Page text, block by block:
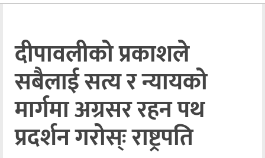
अन्तराष्ट्रिय
अन्तर्वार्ता
अर्थ
खेलकुद
मनोरञ्जन
दीपावलीको प्रकाशले
सबैलाई सत्य र न्यायको
मार्गमा अग्रसर रहन पथ
प्रदर्शन गरोस्ः राष्ट्रपति